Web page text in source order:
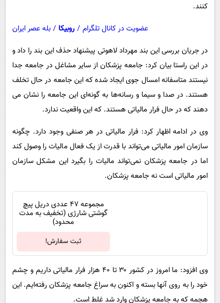
کنند.
عضویت در کانال تلگرام / روبیکا / بله عصر ایران
در جریان بررسی این بند مهرداد لاهوتی پیشنهاد حذف این بند را داد و
در این راستا بیان کرد: جامعه پزشکان از سایر مشاغل در جامعه جدا
نیستند متاسفانه امسال جوی ایجاد شده که این جامعه در حال تخلف
هستند. در صدا و سیما و رسانه‌ها به گونه‌ای این جامعه را نشان می
دهند که در حال فرار مالیاتی هستند. که این واقعیت ندارد.
وی در ادامه اظهار کرد: فرار مالیاتی در هر صنفی وجود دارد. چگونه
سازمان امور مالیاتی می‌تواند با قدرت از یک فعال مالیات را وصول کند
اما در جامعه پزشکان نمی‌تواند مالیات را بگیرد این مشکل سازمان
امور مالیاتی است نه جامعه پزشکان.
مجموعه 47 عددی دریل پیچ
گوشتی شارژی (تخفیف به مدت
محدود)
ثبت سفارش!
وی افزود: ما امروز در کشور ۳۰ تا ۴۰ هزار فرار مالیاتی داریم و چشم
خود را به روی آنها بسته و اکنون به سراغ جامعه پزشکان رفته‌ایم. این
هجمه که به جامعه پزشکان وارد شد غلط است.